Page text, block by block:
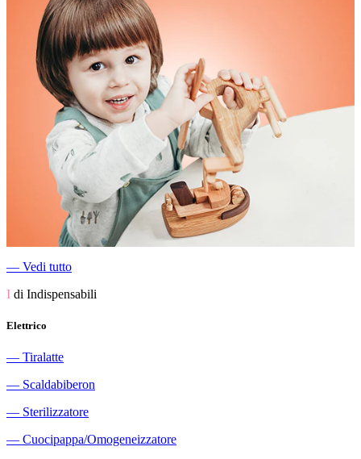
― Vedi tutto
I di Indispensabili
Elettrico
― Tiralatte
― Scaldabiberon
― Sterilizzatore
― Cuocipappa/Omogeneizzatore